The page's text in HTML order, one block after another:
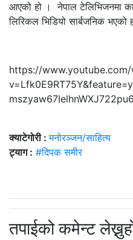
आएको हो । नेपाल टेलिभिजनमा
लिरिकल भिडियो सार्बजनिक भएको
https://
क्याटेगोरी :मनोरञ्जन/साहित्य
ट्याग : #दिपक समीर
तपाईको कमेन्ट